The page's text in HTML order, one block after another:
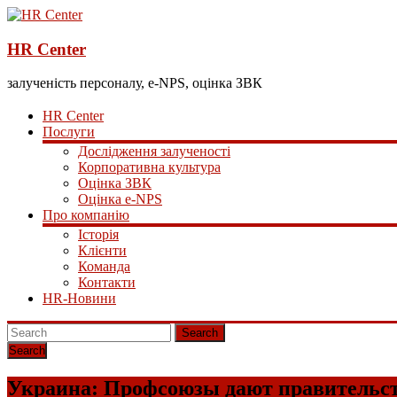
HR Center
залученість персоналу, e-NPS, оцінка ЗВК
HR Center
Послуги
Дослідження залученості
Корпоративна культура
Оцінка ЗВК
Оцінка e-NPS
Про компанію
Історія
Клієнти
Команда
Контакти
HR-Новини
Search
Украина: Профсоюзы дают